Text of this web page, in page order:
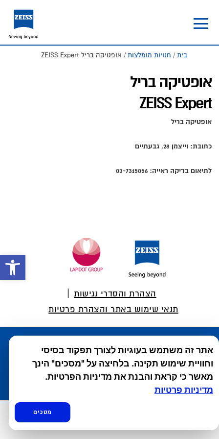
פתח
main
footer
בית / חנויות מומלצות / אופטיקה בריל ZEISS Expert
אופטיקה בריל
ZEISS Expert
אופטיקה בריל
כתובת: וייצמן 28, גבעתיים
לתיאום בדיקה ראייה: 03-7315056
Footer
הצהרת והסדרי נגישות
תנאי שימוש באתר והצהרת פרטיות
אתר זה משתמש בעוגיות לצורך תפקוד בסיסי
וחוויית שימוש תקינה. בלחיצה על "מסכים" הינך
מאשר כי קראת והבנת את מדיניות הפרטיות.
מדיניות פרטיות
מסכים
עוד מקבוצת לפידות : סיסטיין | עדשות מגע אלקון | ריזאלטס
טסקטן
| ספאטון | ספיד גרון | יוטיפרו פלוס | קוקידנט
DROPsept